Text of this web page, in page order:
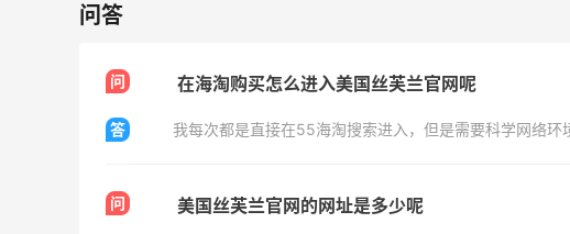
问答
问 在海淘购买怎么进入美国丝芙兰官网呢
答
问 美国丝芙兰官网的网址是多少呢
08月06日 3
碳水快乐｜童年回忆李先生牛肉面🍜
08月06日